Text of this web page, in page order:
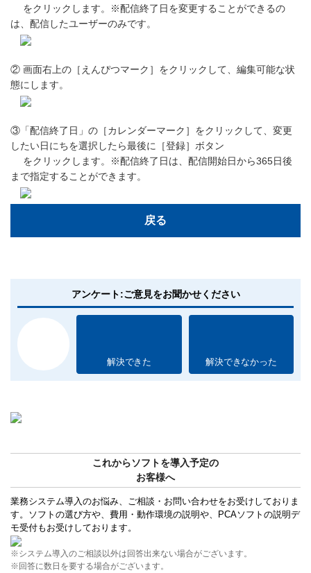
をクリックします。※配信終了日を変更することができるの
は、配信したユーザーのみです。
② 画面右上の［えんぴつマーク］をクリックして、編集可能な状
態にします。
③「配信終了日」の［カレンダーマーク］をクリックして、変更
したい日にちを選択したら最後に［登録］ボタン
をクリックします。※配信終了日は、配信開始日から365日後
まで指定することができます。
戻る
アンケート:ご意見をお聞かせください
解決できた 解決できなかった
これからソフトを導入予定の
お客様へ
業務システム導入のお悩み、ご相談・お問い合わせをお受けしておりま
す。ソフトの選び方や、費用・動作環境の説明や、PCAソフトの説明デ
モ受付もお受けしております。
※システム導入のご相談以外は回答出来ない場合がございます。
※回答に数日を要する場合がございます。